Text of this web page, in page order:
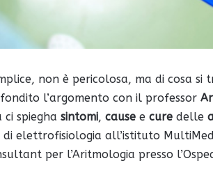
non è pericolosa, ma di cosa si
l’argomento con il professor
ci spiegha sintomi, cause e cure delle
elettrofisiologia all’istituto
per l’Aritmologia presso